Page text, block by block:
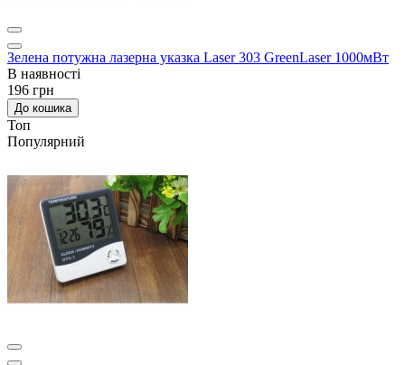
Зелена потужна лазерна указка Laser 303 GreenLaser 1000мВт
В наявності
196 грн
До кошика
Топ
Популярний